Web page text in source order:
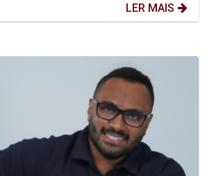
LER MAIS